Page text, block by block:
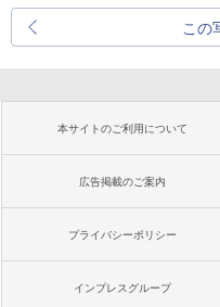
この
本サイトのご利用について
広告掲載のご案内
プライバシーポリシー
インプレスグループ